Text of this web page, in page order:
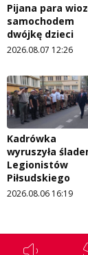
Pijana para
samochodem
dwójkę dzieci
2026.08.07 12:26
Kadrówka
wyruszyła
Legionistów
Piłsudskiego
2026.08.06 16:19